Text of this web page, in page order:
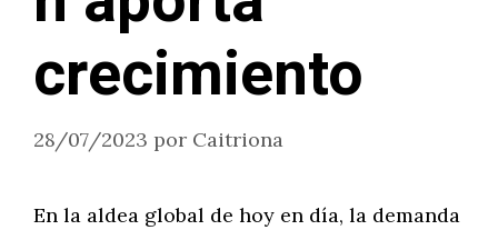
crecimiento
28/07/2023 por Caitriona
En la aldea global de hoy en día, la demanda